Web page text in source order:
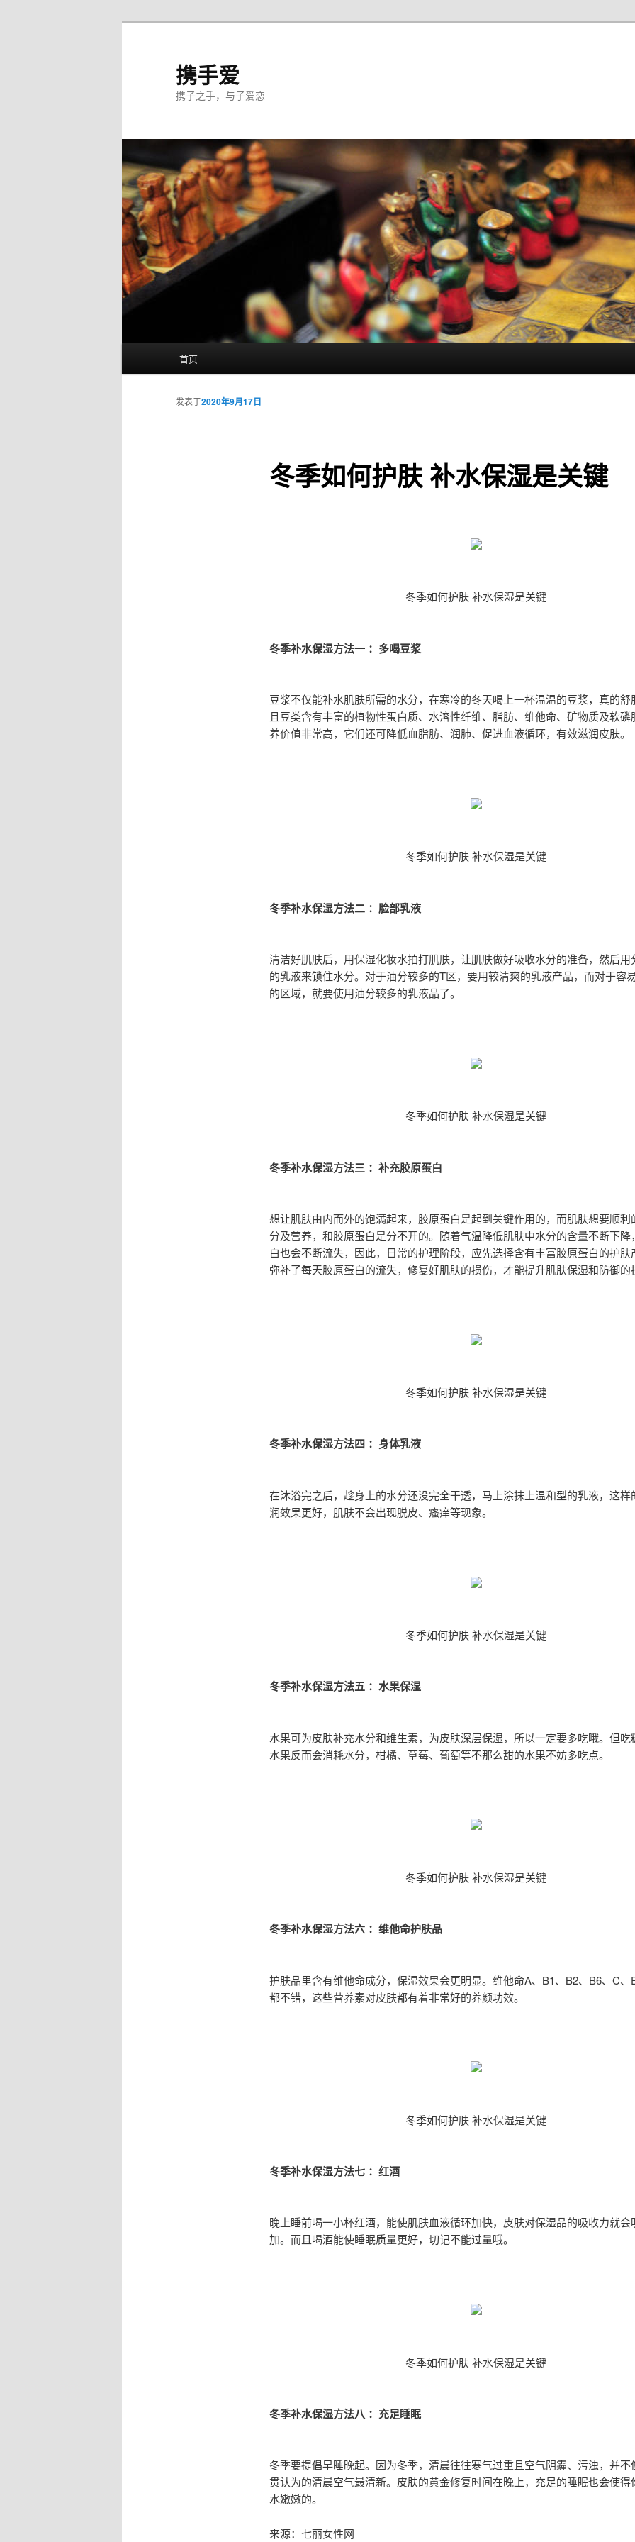
携手爱
携子之手，与子爱恋
首页
冬季如何护肤 补水保湿是关键
发表于2020年9月17日
冬季如何护肤 补水保湿是关键
冬季补水保湿方法一 ：多喝豆浆
豆浆不仅能补水肌肤所需的水分，在寒冷的冬天喝上一杯温温的豆浆，真的舒
且豆类含有丰富的植物性蛋白质、水溶性纤维、脂肪、维他命、矿物质及软磷
养价值非常高，它们还可降低血脂肪、润肺、促进血液循环，有效滋润皮肤。
冬季如何护肤 补水保湿是关键
冬季补水保湿方法二 ：脸部乳液
清洁好肌肤后，用保湿化妆水拍打肌肤，让肌肤做好吸收水分的准备，然后用
的乳液来锁住水分。对于油分较多的T区，要用较清爽的乳液产品，而对于容
的区域，就要使用油分较多的乳液品了。
冬季如何护肤 补水保湿是关键
冬季补水保湿方法三 ：补充胶原蛋白
想让肌肤由内而外的饱满起来，胶原蛋白是起到关键作用的，而肌肤想要顺利
分及营养，和胶原蛋白是分不开的。随着气温降低肌肤中水分的含量不断下降
白也会不断流失，因此，日常的护理阶段，应先选择含有丰富胶原蛋白的护肤
弥补了每天胶原蛋白的流失，修复好肌肤的损伤，才能提升肌肤保湿和防御的
冬季如何护肤 补水保湿是关键
冬季补水保湿方法四 ：身体乳液
在沐浴完之后，趁身上的水分还没完全干透，马上涂抹上温和型的乳液，这样
润效果更好，肌肤不会出现脱皮、瘙痒等现象。
冬季如何护肤 补水保湿是关键
冬季补水保湿方法五 ：水果保湿
水果可为皮肤补充水分和维生素，为皮肤深层保湿，所以一定要多吃哦。但吃
水果反而会消耗水分，柑橘、草莓、葡萄等不那么甜的水果不妨多吃点。
冬季如何护肤 补水保湿是关键
冬季补水保湿方法六 ：维他命护肤品
护肤品里含有维他命成分，保湿效果会更明显。维他命A、B1、B2、B6、C、
都不错，这些营养素对皮肤都有着非常好的养颜功效。
冬季如何护肤 补水保湿是关键
冬季补水保湿方法七 ：红酒
晚上睡前喝一小杯红酒，能使肌肤血液循环加快，皮肤对保湿品的吸收力就会
加。而且喝酒能使睡眠质量更好，切记不能过量哦。
冬季如何护肤 补水保湿是关键
冬季补水保湿方法八 ：充足睡眠
冬季要提倡早睡晚起。因为冬季，清晨往往寒气过重且空气阴霾、污浊，并不
贯认为的清晨空气最清新。皮肤的黄金修复时间在晚上，充足的睡眠也会使得
水嫩嫩的。
来源：七丽女性网